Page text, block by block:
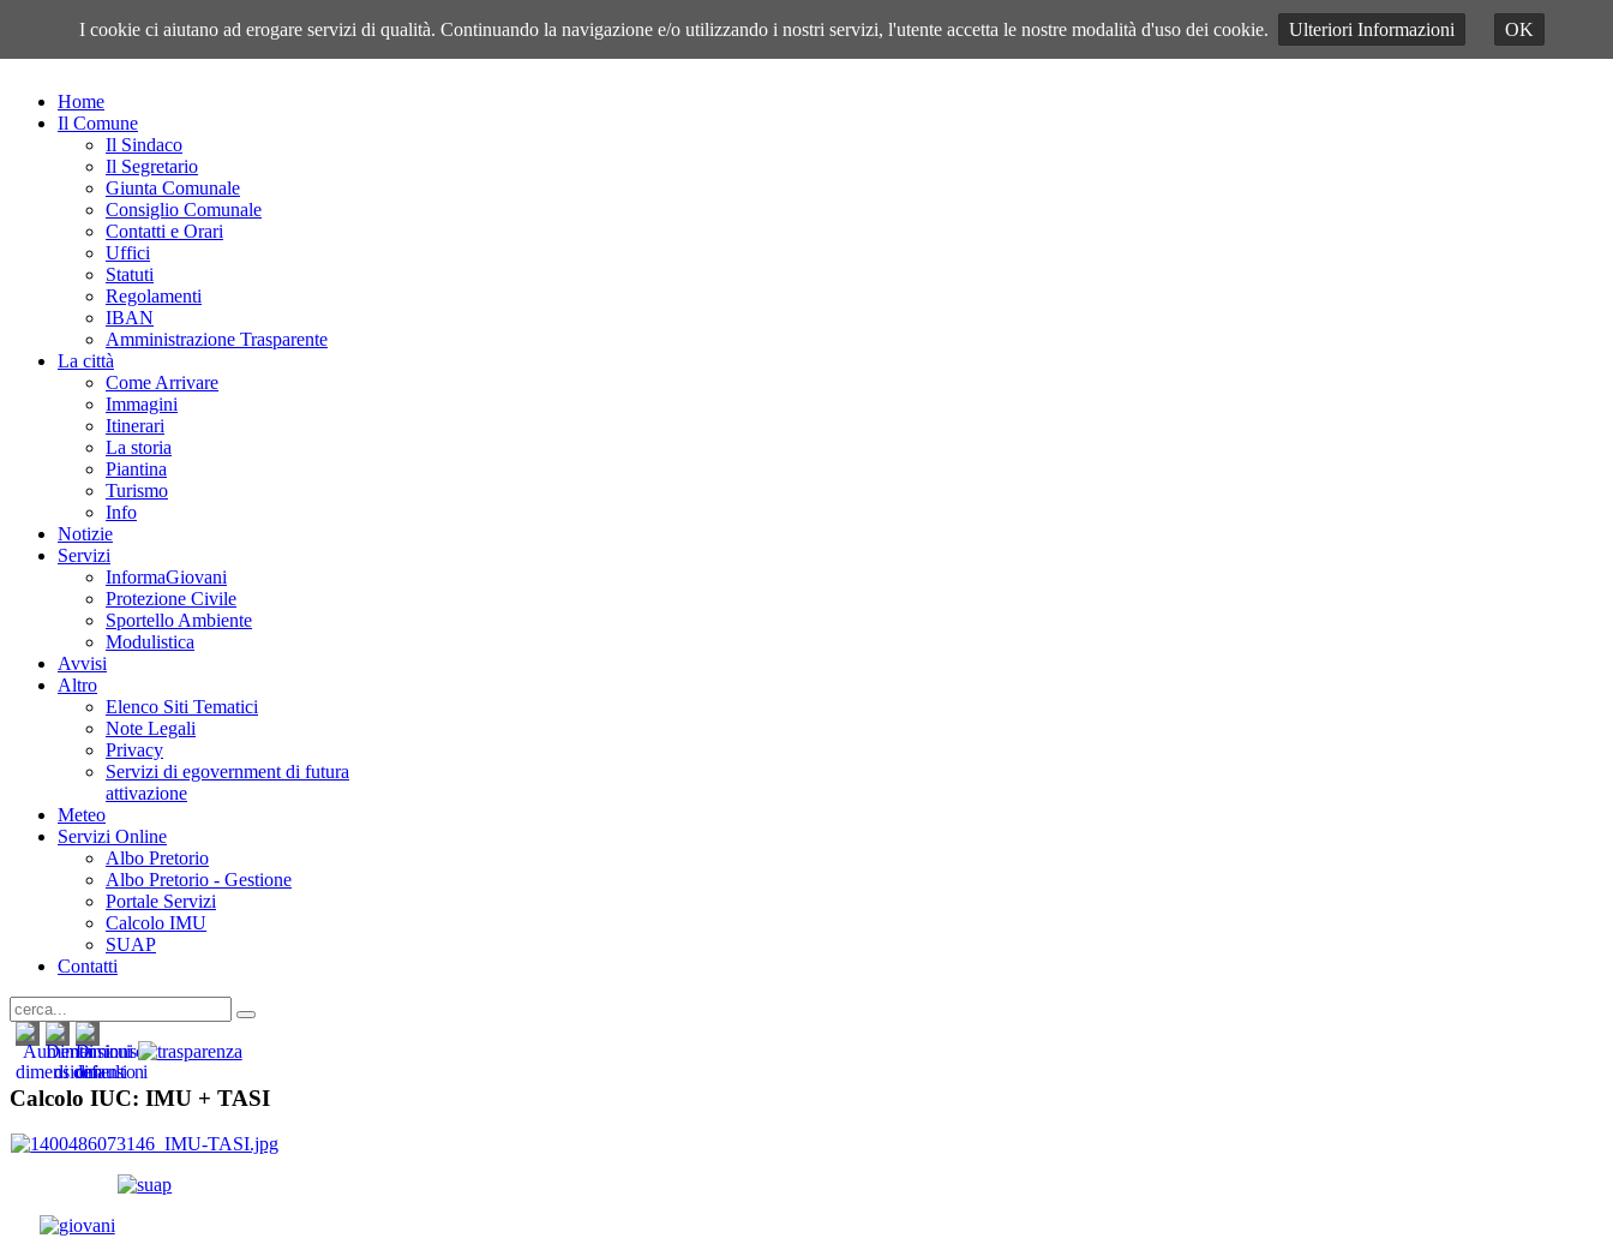
Venerdì, 07 Agosto 2026
Home
Il Comune
Il Sindaco
Il Segretario
Giunta Comunale
Consiglio Comunale
Contatti e Orari
Uffici
Statuti
Regolamenti
IBAN
Amministrazione Trasparente
La città
Come Arrivare
Immagini
Itinerari
La storia
Piantina
Turismo
Info
Notizie
Servizi
InformaGiovani
Protezione Civile
Sportello Ambiente
Modulistica
Avvisi
Altro
Elenco Siti Tematici
Note Legali
Privacy
Servizi di egovernment di futura
attivazione
Meteo
Servizi Online
Albo Pretorio
Albo Pretorio - Gestione
Portale Servizi
Calcolo IMU
SUAP
Contatti
Calcolo IUC: IMU + TASI
I cookie ci aiutano ad erogare servizi di qualità. Continuando la navigazione e/o utilizzando i nostri servizi, l'utente accetta le nostre modalità d'uso dei cookie. Ulteriori Informazioni OK